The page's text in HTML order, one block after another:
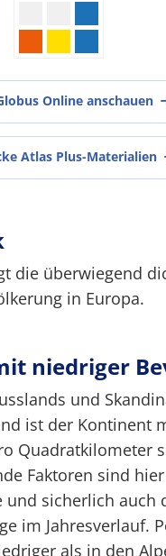
Online anschauen
Atlas Plus-Materialien
die überwiegend
in Europa.
niedriger
und
ist der Kontinent
Quadratkilometer
Faktoren sind
und sicherlich auch
im Jahresverlauf.
als in den